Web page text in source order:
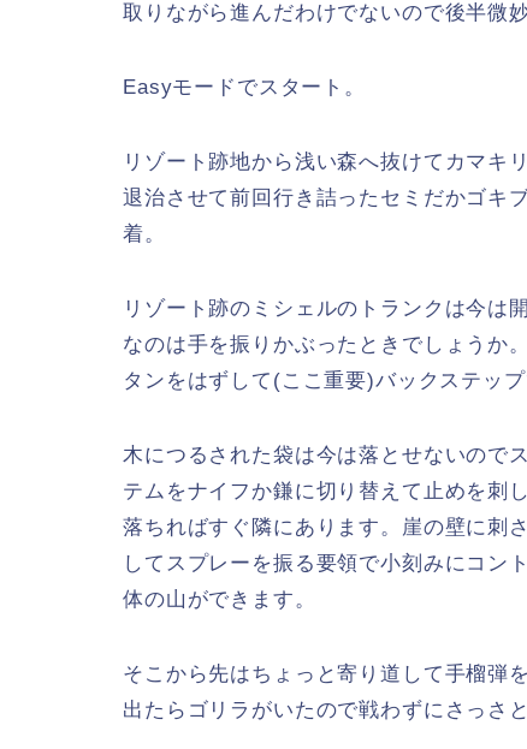
取りながら進んだわけでないので後半微
Easyモードでスタート。
リゾート跡地から浅い森へ抜けてカマ
退治させて前回行き詰ったセミだかゴキ
着。
リゾート跡のミシェルのトランクは今は
なのは手を振りかぶったときでしょうか
タンをはずして(ここ重要)バックステップ
木につるされた袋は今は落とせないので
テムをナイフか鎌に切り替えて止めを刺
落ちればすぐ隣にあります。崖の壁に刺
してスプレーを振る要領で小刻みにコン
体の山ができます。
そこから先はちょっと寄り道して手榴弾
出たらゴリラがいたので戦わずにさっさ